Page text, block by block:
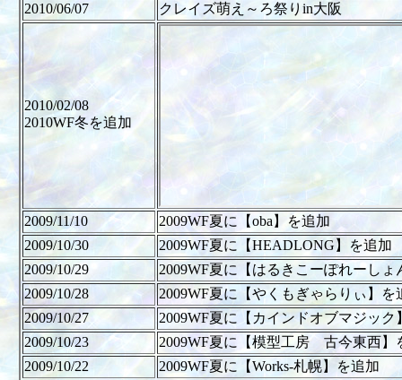
2010/06/07 クレイズ萌え～ろ祭りin大阪
2010/02/08
2010WF冬を追加
2009/11/10
2009WF夏に【oba】を追加
2009/10/30
2009WF夏に【HEADLONG】を追加
2009/10/29
2009WF夏に【はるきこーぽれーしょ
2009/10/28
2009WF夏に【やくもぎゃらりぃ】を
2009/10/27
2009WF夏に【カインドオブマジック
2009/10/23
2009WF夏に【模型工房 古今東西】
2009/10/22
2009WF夏に【Works-札幌】を追加